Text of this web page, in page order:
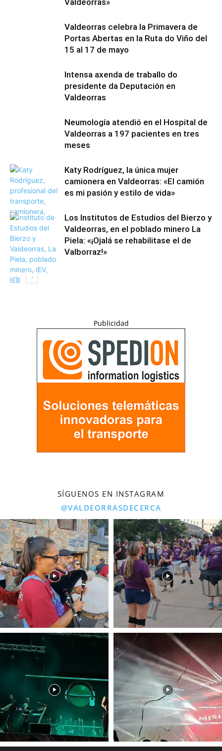
Valdeorras»
Valdeorras celebra la Primavera de
Portas Abertas en la Ruta do Viño del
15 al 17 de mayo
Intensa axenda de traballo do
presidente da Deputación en
Valdeorras
Neumología atendió en el Hospital de
Valdeorras a 197 pacientes en tres
meses
Katy Rodríguez, la única mujer
camionera en Valdeorras: «El camión
es mi pasión y estilo de vida»
Los Institutos de Estudios del Bierzo y
Valdeorras, en el poblado minero La
Piela: «¡Ojalá se rehabilitase el de
Valborraz!»
Publicidad
SÍGUENOS EN INSTAGRAM
@VALDEORRASDECERCA